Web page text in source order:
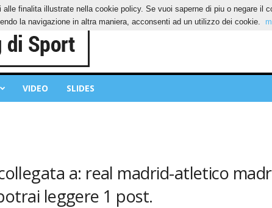
VIDEO SLIDES
a: real madrid-atletico
leggere 1 post.
finalita illustrate nella cookie policy. Se vuoi saperne di piu o negare il
la navigazione in altra maniera, acconsenti ad un utilizzo dei cookie.